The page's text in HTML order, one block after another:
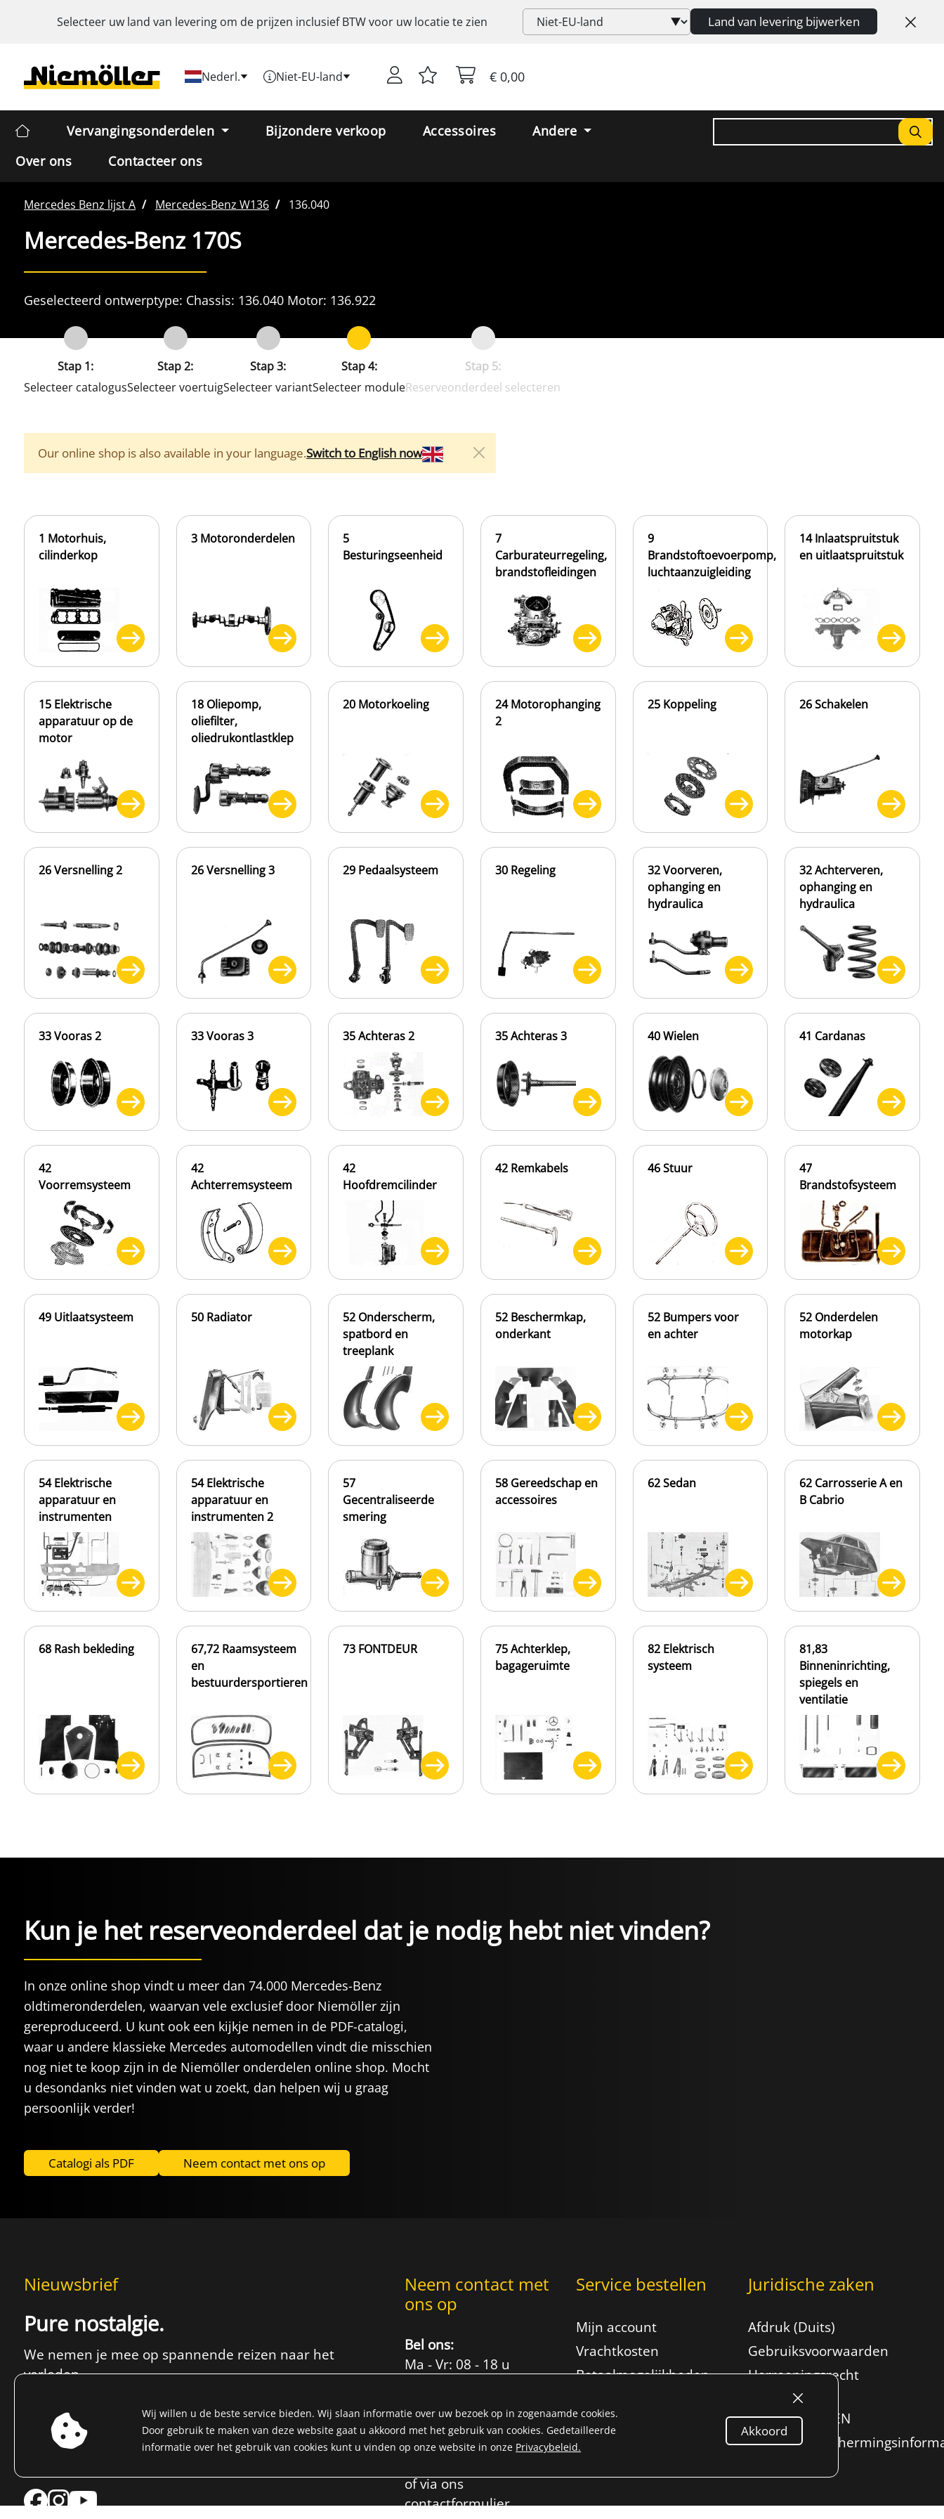
Selecteer uw land van levering om de prijzen inclusiefBTWvoor uw locatie te zien Land van levering bijwerken
Nederl. Niet-EU-land € 0,00
Vervangingsonderdelen Bijzondere verkoop Accessoires
Andere
Over ons
Contacteer ons
Mercedes Benz lijst A Mercedes-Benz W136 136.040
Mercedes-Benz 170S
Geselecteerd ontwerptype: Chassis: 136.040 Motor: 136.922
Stap 1:
Selecteer catalogus
Stap 2:
Selecteer voertuig
Stap 3:
Selecteer variant
Stap 4:
Selecteer module
Stap 5:
Reserveonderdeel selecteren
Our online shop is also available in your language.Switch to English now
1 Motorhuis,
cilinderkop
3 Motoronderdelen
5
Besturingseenheid
7
Carburateurregeling,
brandstofleidingen
9
Brandstoftoevoerpomp,
luchtaanzuigleiding
14 Inlaatspruitstuk
en uitlaatspruitstuk
15 Elektrische
apparatuur op de
motor
18 Oliepomp,
oliefilter,
oliedrukontlastklep
20 Motorkoeling
24 Motorophanging
2
25 Koppeling 26 Schakelen
26 Versnelling 2 26 Versnelling 3 29 Pedaalsysteem 30 Regeling
32 Voorveren,
ophanging en
hydraulica
32 Achterveren,
ophanging en
hydraulica
33 Vooras 2 33 Vooras 3 35 Achteras 2 35 Achteras 3 40 Wielen 41 Cardanas
42
Voorremsysteem
42
Achterremsysteem
42
Hoofdremcilinder
42 Remkabels 46 Stuur
47
Brandstofsysteem
49 Uitlaatsysteem 50 Radiator
52 Onderscherm,
spatbord en
treeplank
52 Beschermkap,
onderkant
52 Bumpers voor
en achter
52 Onderdelen
motorkap
54 Elektrische
apparatuur en
instrumenten
54 Elektrische
apparatuur en
instrumenten 2
57
Gecentraliseerde
smering
58 Gereedschap en
accessoires
62 Sedan
62 Carrosserie A en
B Cabrio
68 Rash bekleding
67,72 Raamsysteem
en
bestuurdersportieren
73 FONTDEUR
75 Achterklep,
bagageruimte
82 Elektrisch
systeem
81,83
Binneninrichting,
spiegels en
ventilatie
Kun je het reserveonderdeel dat je nodig hebt niet vinden?
In onze online shop vindt u meer dan 74.000 Mercedes-Benz
oldtimeronderdelen, waarvan vele exclusief door Niemöller zijn
gereproduceerd. U kunt ook een kijkje nemen in de PDF-catalogi,
waar u andere klassieke Mercedes automodellen vindt die misschien
nog niet te koop zijn in de Niemöller onderdelen online shop. Mocht
u desondanks niet vinden wat u zoekt, dan helpen wij u graag
persoonlijk verder!
Catalogi als PDF Neem contact met ons op
Nieuwsbrief
Pure nostalgie.
We nemen je mee op spannende reizen naar het
verleden
E-mailadres
Nu registreren
Neem contact met
ons op
Bel ons:
Ma - Vr: 08 - 18 u
Schrijf ons:
of via ons
contactformulier
Service bestellen
Mijn account
Vrachtkosten
Betaalmogelijkheden
Juridische zaken
Afdruk (Duits)
Gebruiksvoorwaarden
Herroepingsrecht
ALGEMENE
VOORWAARDEN
Wij willen u de beste service bieden. Wij slaan informatie over uw bezoek op in zogenaamde cookies.
Door gebruik te maken van deze website gaat u akkoord met het gebruik van cookies. Gedetailleerde
informatie over het gebruik van cookies kunt u vinden op onze website in onze Privacybeleid.
Akkoord